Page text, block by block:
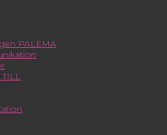
PALEMA
TILL